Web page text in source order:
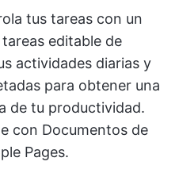
tus tareas con un
editable de
actividades diarias y
para obtener una
de tu productividad.
con Documentos de
Pages.